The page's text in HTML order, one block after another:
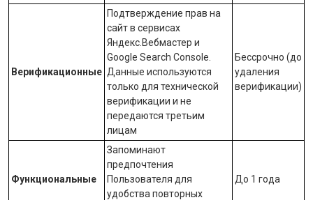
Верификационные
Подтверждение прав на
сайт в сервисах
Яндекс.Вебмастер и
Google Search Console
Данные используются
только для технической
верификации и не
передаются третьим
лицам
Бессрочно (до
удаления
верификации)
Функциональные
Запоминают
предпочтения
Пользователя для
удобства повторных
До 1 года